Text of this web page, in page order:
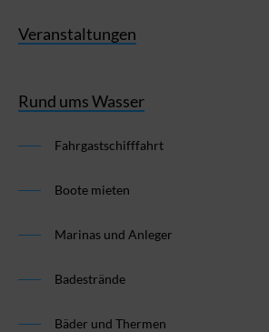
Veranstaltungen
Rund ums Wasser
Fahrgastschifffahrt
Boote mieten
Marinas und Anleger
Badestrände
Bäder und Thermen